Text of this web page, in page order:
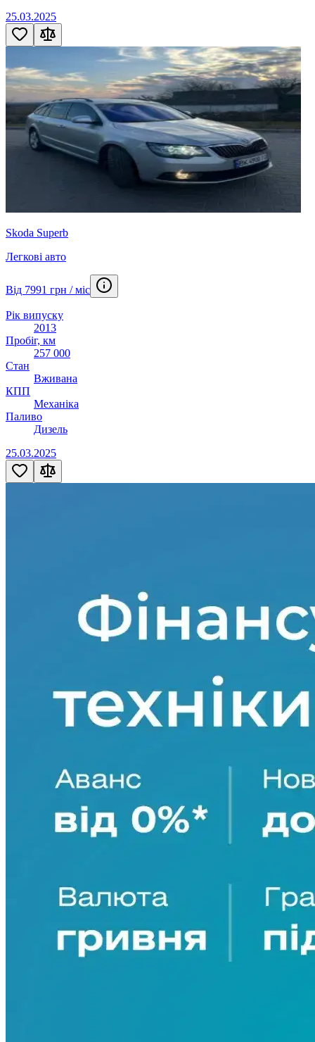
25.03.2025
Skoda Superb
Легкові авто
Від 7991 грн / міс
Рік випуску
2013
Пробіг, км
257 000
Стан
Вживана
КПП
Механіка
Паливо
Дизель
25.03.2025